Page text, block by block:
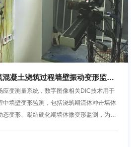
凝土浇筑过程墙壁振动变形监测
应变测量系统，数字图像相关DIC技术用于
中墙壁变形监测，包括浇筑期流体冲击墙体
变形、凝结硬化期墙体微变形监测，为优